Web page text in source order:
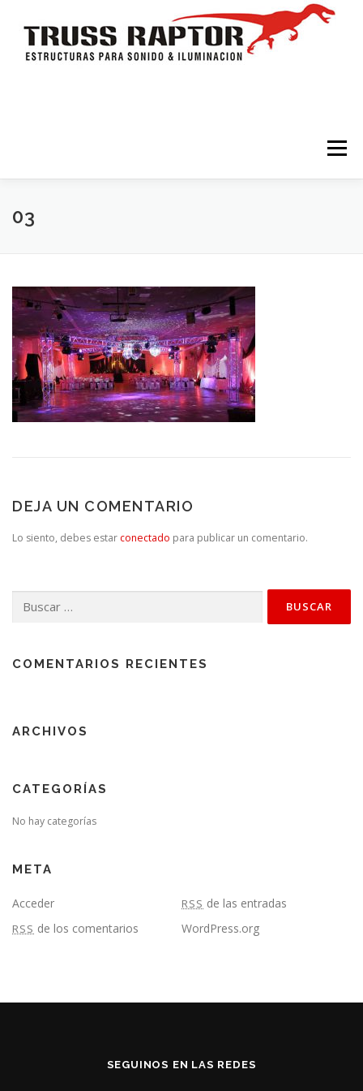
Menú
HOME
ILUMINACION CONTACTO
03
DEJA UN COMENTARIO
Lo siento, debes estar conectado para publicar un comentario.
COMENTARIOS RECIENTES
ARCHIVOS
CATEGORÍAS
No hay categorías
META
Acceder RSS de las entradas
RSS de los comentarios WordPress.org
SEGUINOS EN LAS REDES